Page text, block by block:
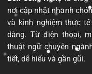
nơi cập nhật nhanh
và kinh nghiệm thực
dàng. Từ điện thoại,
thuật ngữ chuyên
tiết, dễ hiểu và gần gũi.